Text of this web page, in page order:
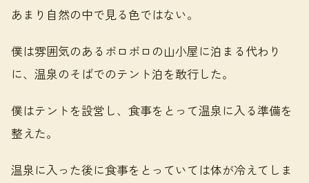
あまり自然の中で見る色ではない。
僕は雰囲気のあるボロボロの山小屋に泊まる代わり
に、温泉のそばでのテント泊を敢行した。
僕はテントを設営し、食事をとって温泉に入る準備を
整えた。
温泉に入った後に食事をとっていては体が冷えてしま